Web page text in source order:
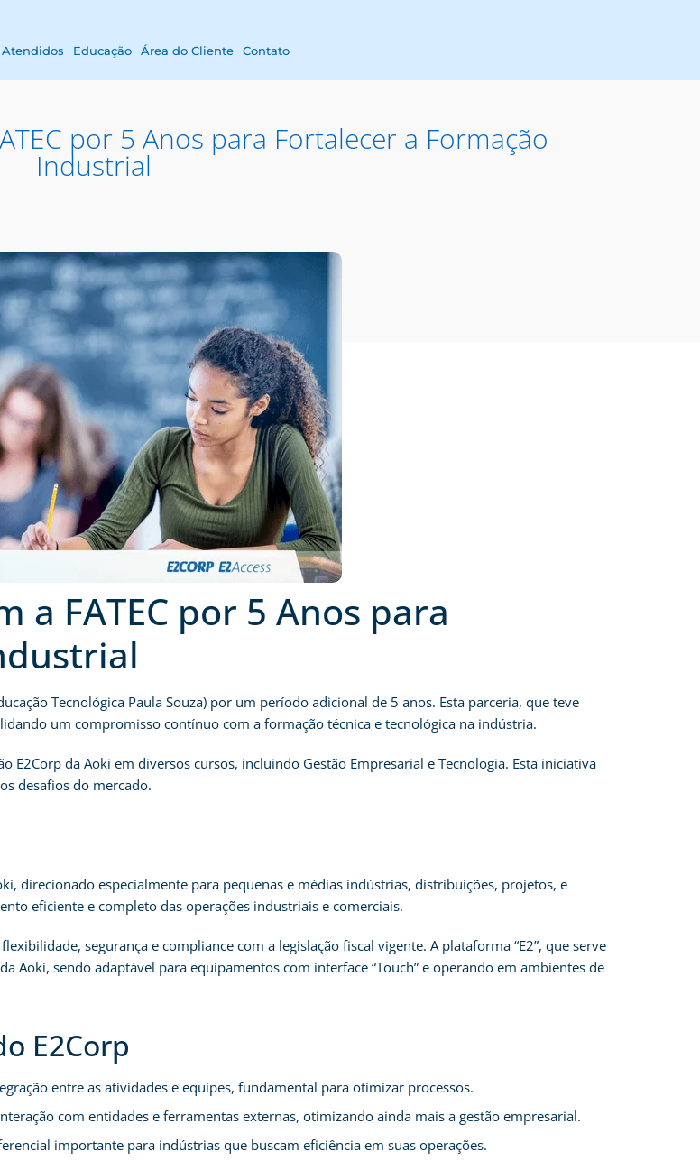
Educação Área do Cliente Contato
por 5 Anos para Fortalecer a Formação
Industrial
a FATEC por 5 Anos para
Tecnológica Paula Souza) por um período adicional de 5 anos. Esta parceria, que teve
um compromisso contínuo com a formação técnica e tecnológica na indústria.
E2Corp da Aoki em diversos cursos, incluindo Gestão Empresarial e Tecnologia. Esta iniciativa
desafios do mercado.
direcionado especialmente para pequenas e médias indústrias, distribuições, projetos, e
eficiente e completo das operações industriais e comerciais.
segurança e compliance com a legislação fiscal vigente. A plataforma “E2”, que serve
Aoki, sendo adaptável para equipamentos com interface “Touch” e operando em ambientes de
E2Corp
entre as atividades e equipes, fundamental para otimizar processos.
com entidades e ferramentas externas, otimizando ainda mais a gestão empresarial.
importante para indústrias que buscam eficiência em suas operações.